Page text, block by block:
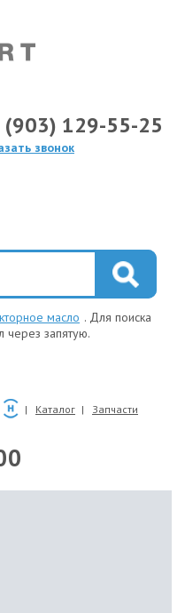
(903) 129-55-25
звонок
масло . Для поиска
через запятую.
Каталог Запчасти